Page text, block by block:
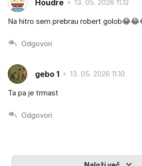
Houdre 13. 05. 2026 11.12
Na hitro sem prebrau robert
Odgovori
gebo 1 13. 05. 2026 11.10
Ta pa je trmast
Odgovori